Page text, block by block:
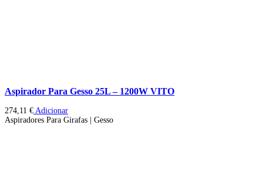
Aspirador Para Gesso 25L – 1200W VITO
274,11 € Adicionar
Aspiradores Para Girafas | Gesso